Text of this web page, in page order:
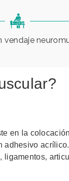
vendaje
en la
adhesivo
ligamentos,